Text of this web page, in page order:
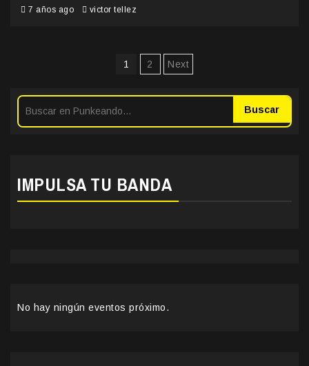
7 años ago victor tellez
Paginación
entradas
1 2 Next
Buscar
IMPULSA TU BANDA
No hay ningún eventos próximo.